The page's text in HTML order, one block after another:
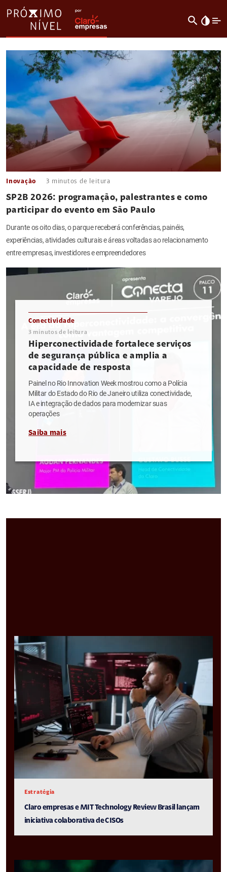
search invert_colors
Inovação 3 minutos de leitura
SP2B 2026: programação, palestrantes e como
participar do evento em São Paulo
Durante os oito dias, o parque receberá conferências, painéis,
experiências, atividades culturais e áreas voltadas ao relacionamento
entre empresas, investidores e empreendedores
Conectividade
3 minutos de leitura
Hiperconectividade fortalece serviços
de segurança pública e amplia a
capacidade de resposta
Painel no Rio Innovation Week mostrou como a Polícia
Militar do Estado do Rio de Janeiro utiliza conectividade,
IA e integração de dados para modernizar suas
operações
Saiba mais
Estratégia
Claro empresas e MIT Technology Review Brasil lançam
iniciativa colaborativa de CISOs